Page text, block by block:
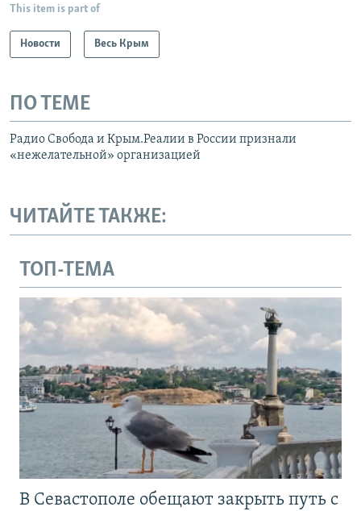
This item is part of
Новости Весь Крым
ПО ТЕМЕ
Радио Свобода и Крым.Реалии в России признали
«нежелательной» организацией
ЧИТАЙТЕ ТАКЖЕ:
ТОП-ТЕМА
В Севастополе обещают закрыть путь с